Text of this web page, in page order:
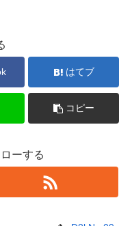
はてブ
コピー
ーする